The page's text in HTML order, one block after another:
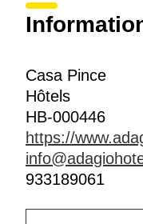
Casa Pince
Hôtels
HB-000446
https://
933189061